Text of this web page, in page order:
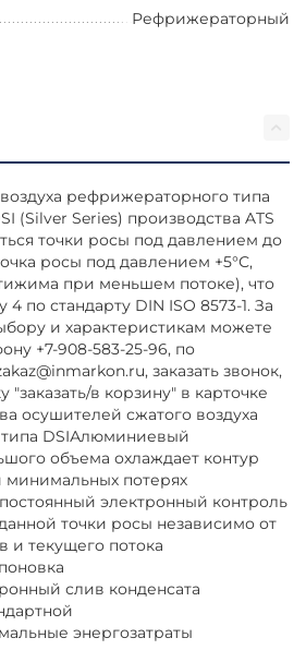
Рефрижераторный
рефрижераторного типа
(Silver Series) производства ATS
точки росы под давлением до
росы под давлением +5°С,
при меньшем потоке), что
4 по стандарту DIN ISO 8573-1. За
и характеристикам можете
+7-908-583-25-96, по
заказать звонок,
"заказать/в корзину" в карточке
осушителей сжатого воздуха
DSIАлюминиевый
объема охлаждает контур
минимальных потерях
электронный контроль
точки росы независимо от
и текущего потока
слив конденсата
энергозатраты